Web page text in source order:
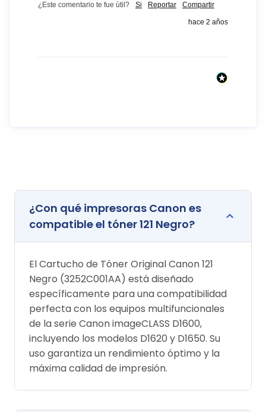
¿Este comentario te fue útil? Si Reportar Compartir
hace 2 años
¿Con qué impresoras Canon es
compatible el tóner 121 Negro?
El Cartucho de Tóner Original Canon 121
Negro (3252C001AA) está diseñado
específicamente para una compatibilidad
perfecta con los equipos multifuncionales
de la serie Canon imageCLASS D1600,
incluyendo los modelos D1620 y D1650. Su
uso garantiza un rendimiento óptimo y la
máxima calidad de impresión.